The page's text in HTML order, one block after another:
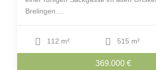
Brelingen….
112 m² 515 m²
369.000 €